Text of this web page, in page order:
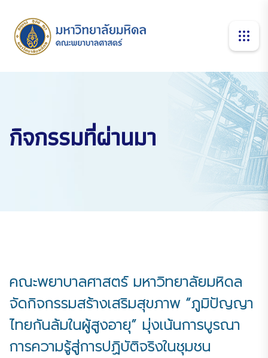
กิจกรรมที่ผ่านมา
คณะพยาบาลศาสตร์ มหาวิทยาลัยมหิดล
จัดกิจกรรมสร้างเสริมสุขภาพ “ภูมิปัญญา
ไทยกันล้มในผู้สูงอายุ” มุ่งเน้นการบูรณา
การความรู้สู่การปฏิบัติจริงในชุมชน